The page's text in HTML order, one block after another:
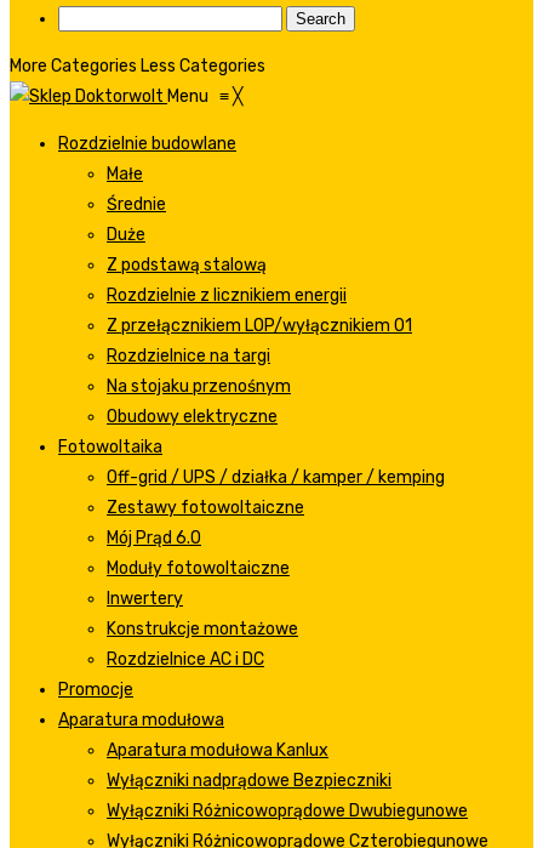
More Categories Less Categories
Menu ≡╳
Rozdzielnie budowlane
Małe
Średnie
Duże
Z podstawą stalową
Rozdzielnie z licznikiem energii
Z przełącznikiem LOP/wyłącznikiem 01
Rozdzielnice na targi
Na stojaku przenośnym
Obudowy elektryczne
Fotowoltaika
Off-grid / UPS / działka / kamper / kemping
Zestawy fotowoltaiczne
Mój Prąd 6.0
Moduły fotowoltaiczne
Inwertery
Konstrukcje montażowe
Rozdzielnice AC i DC
Promocje
Aparatura modułowa
Aparatura modułowa Kanlux
Wyłączniki nadprądowe Bezpieczniki
Wyłączniki Różnicowoprądowe Dwubiegunowe
Wyłączniki Różnicowoprądowe Czterobiegunowe